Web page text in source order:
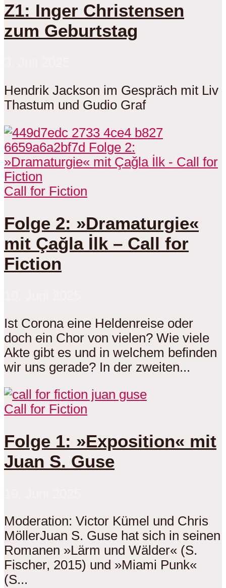
Z1: Inger Christensen
zum Geburtstag
Hendrik Jackson im Gespräch mit Liv
Thastum und Gudio Graf
Call for Fiction
Folge 2: »Dramaturgie«
mit Çağla İlk – Call for
Fiction
Ist Corona eine Heldenreise oder
doch ein Chor von vielen? Wie viele
Akte gibt es und in welchem befinden
wir uns gerade? In der zweiten...
Call for Fiction
Folge 1: »Exposition« mit
Juan S. Guse
Moderation: Victor Kümel und Chris
MöllerJuan S. Guse hat sich in seinen
Romanen »Lärm und Wälder« (S.
Fischer, 2015) und »Miami Punk«
(S...